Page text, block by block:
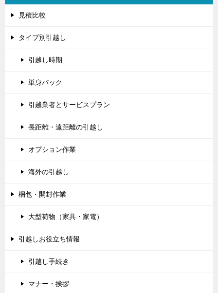
見積比較
タイプ別引越し
引越し時期
単身パック
引越業者とサービスプラン
長距離・遠距離の引越し
オプション作業
海外の引越し
梱包・開封作業
大型荷物（家具・家電）
引越しお役立ち情報
引越し手続き
マナー・挨拶